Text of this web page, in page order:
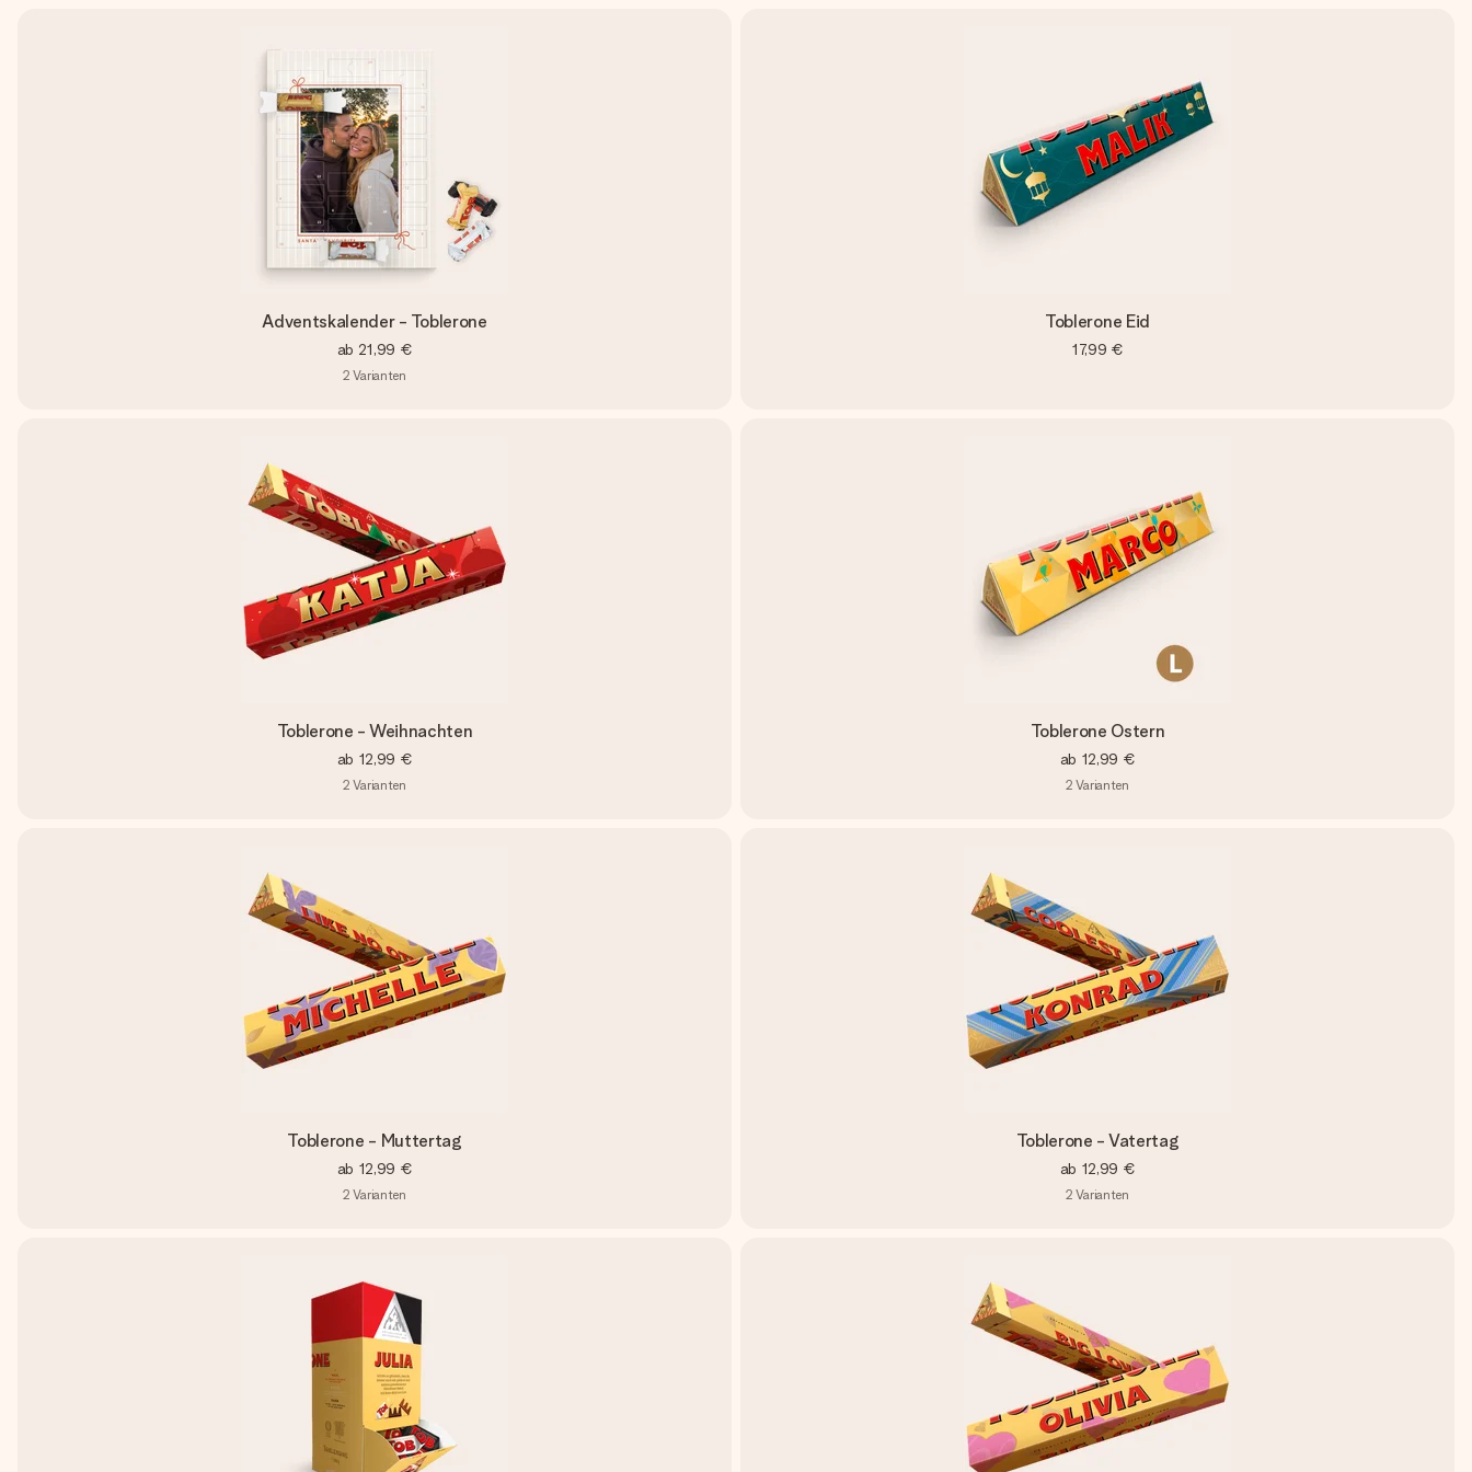
Adventskalender - Toblerone
ab 21,99 €
2 Varianten
Toblerone Eid
17,99 €
Toblerone - Weihnachten
ab 12,99 €
2 Varianten
Toblerone Ostern
ab 12,99 €
2 Varianten
Toblerone - Muttertag
ab 12,99 €
2 Varianten
Toblerone - Vatertag
ab 12,99 €
2 Varianten